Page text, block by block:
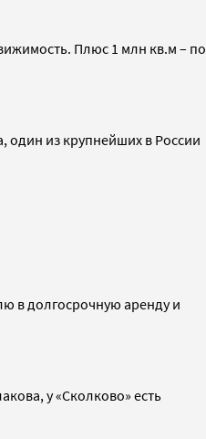
Плюс 1 млн кв.м – по
один из крупнейших в России
в долгосрочную аренду и
у «Сколково» есть